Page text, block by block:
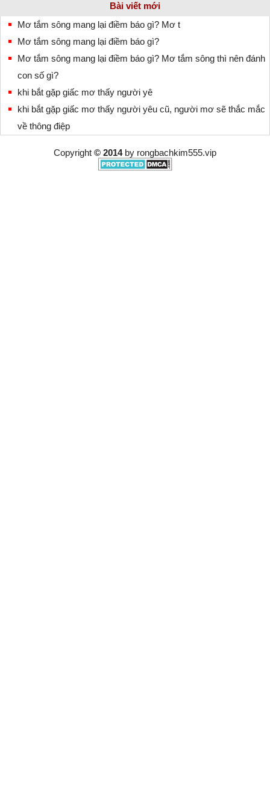
Bài viết mới
Mơ tắm sông mang lại điềm báo gì? Mơ t
Mơ tắm sông mang lại điềm báo gì?
Mơ tắm sông mang lại điềm báo gì? Mơ tắm sông thì nên đánh
con số gì?
khi bắt gặp giấc mơ thấy người yê
khi bắt gặp giấc mơ thấy người yêu cũ, người mơ sẽ thắc mắc
về thông điệp
Copyright © 2014by rongbachkim555.vip